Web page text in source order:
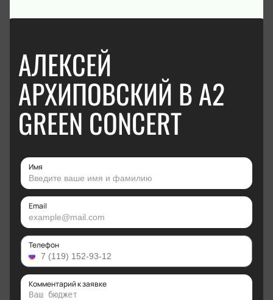
АЛЕКСЕЙ
АРХИПОВСКИЙ В А2
GREEN CONCERT
Имя
Email
Телефон
Комментарий к заявке